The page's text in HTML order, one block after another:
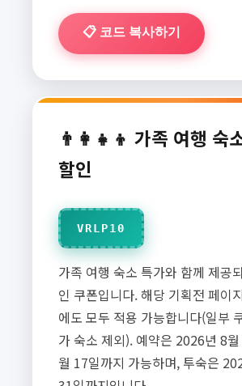
📋 코드 복사하기
👨‍👩‍👧‍👦 가족 여행 숙
할인
VRLP10
가족 여행 숙소 특가와 함께 제공
인 쿠폰입니다. 해당 기획전 페이
에도 모두 적용 가능합니다(일부
가 숙소 제외). 예약은 2026년 8
월 17일까지 가능하며, 투숙은